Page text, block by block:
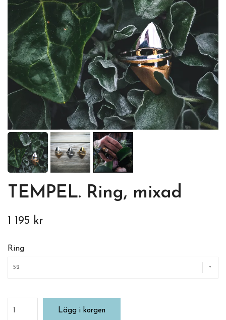
TEMPEL. Ring, mixad
1 195 kr
Ring
52
Lägg i korgen